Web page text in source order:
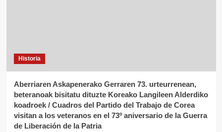
Historia
Aberriaren Askapenerako Gerraren 73. urteurrenean,
beteranoak bisitatu dituzte Koreako Langileen Alderdiko
koadroek / Cuadros del Partido del Trabajo de Corea
visitan a los veteranos en el 73º aniversario de la Guerra
de Liberación de la Patria